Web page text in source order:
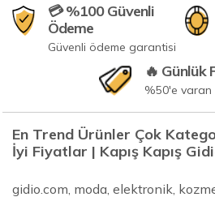
💳 %100 Güvenli
Ödeme
Güvenli ödeme garantisi
🔥 Günlük
%50'e varan
En Trend Ürünler Çok
İyi Fiyatlar | Kapış Kapış
gidio.com, moda, elektronik,